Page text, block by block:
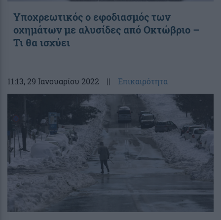
Υποχρεωτικός ο εφοδιασμός των
οχημάτων με αλυσίδες από Οκτώβριο –
Τι θα ισχύει
11:13, 29 Ιανουαρίου 2022 || Επικαιρότητα